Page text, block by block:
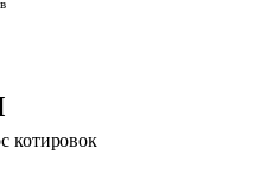
котировок